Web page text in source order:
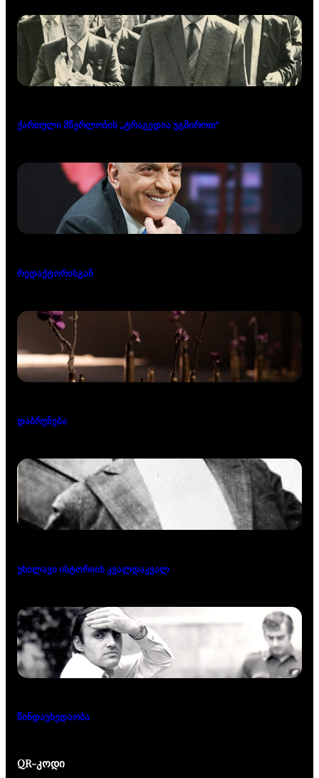
ქართული მწერლობის „ტრაგედია უგმიროთ“
რედაქტორისგან
დაბრუნება
უხილავი ისტორიის კვალდაკვალ
წინდაუხედაობა
QR-კოდი